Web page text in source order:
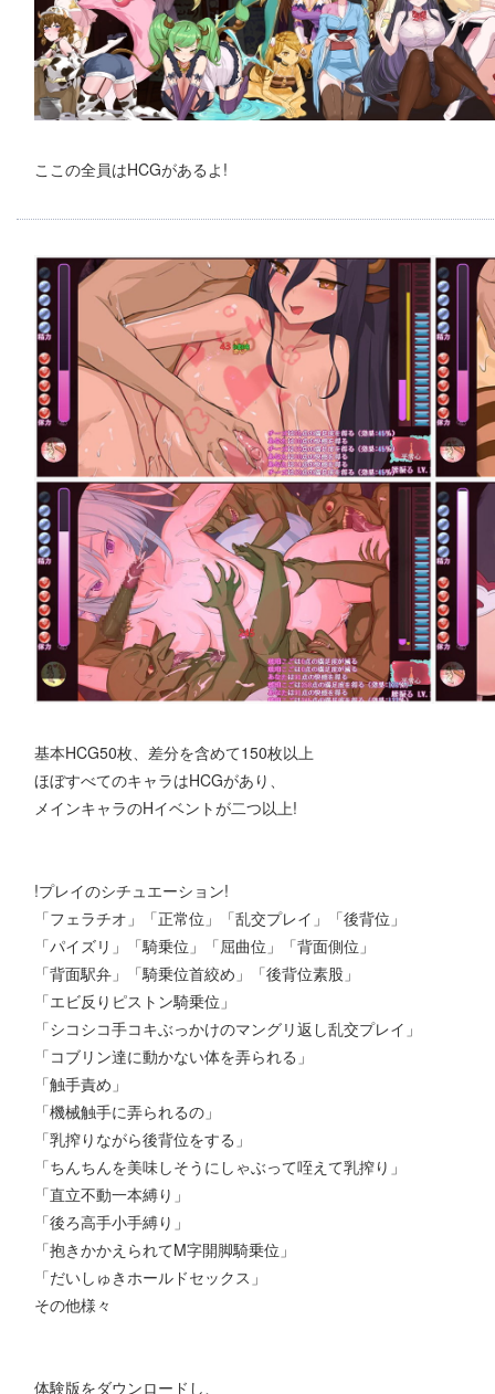
ここの全員はHCGがあるよ!
基本HCG50枚、差分を含めて150枚以上
ほぼすべてのキャラはHCGがあり、
メインキャラのHイベントが二つ以上!
!プレイのシチュエーション!
「フェラチオ」「正常位」「乱交プレイ」「後背位」
「パイズリ」「騎乗位」「屈曲位」「背面側位」
「背面駅弁」「騎乗位首絞め」「後背位素股」
「エビ反りピストン騎乗位」
「シコシコ手コキぶっかけのマングリ返し乱交プレイ」
「コブリン達に動かない体を弄られる」
「触手責め」
「機械触手に弄られるの」
「乳搾りながら後背位をする」
「ちんちんを美味しそうにしゃぶって咥えて乳搾り」
「直立不動一本縛り」
「後ろ高手小手縛り」
「抱きかかえられてM字開脚騎乗位」
「だいしゅきホールドセックス」
その他様々
体験版をダウンロードし、